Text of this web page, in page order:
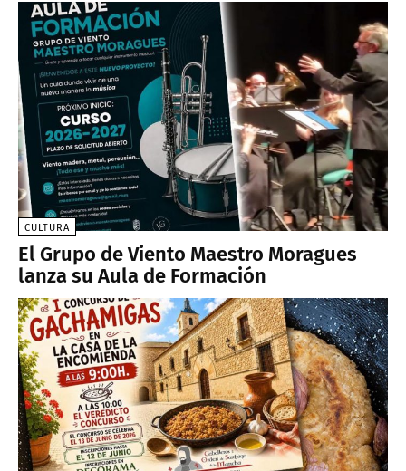
CULTURA
El Grupo de Viento Maestro Moragues
lanza su Aula de Formación